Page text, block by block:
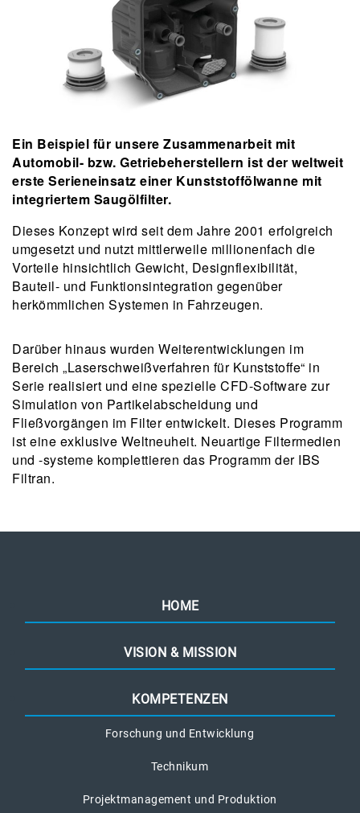
Ein Beispiel für unsere Zusammenarbeit mit
Automobil- bzw. Getriebeherstellern ist der weltweit
erste Serieneinsatz einer Kunststoffölwanne mit
integriertem Saugölfilter.
Dieses Konzept wird seit dem Jahre 2001 erfolgreich
umgesetzt und nutzt mittlerweile millionenfach die
Vorteile hinsichtlich Gewicht, Designflexibilität,
Bauteil- und Funktionsintegration gegenüber
herkömmlichen Systemen in Fahrzeugen.
Darüber hinaus wurden Weiterentwicklungen im
Bereich „Laserschweißverfahren für Kunststoffe“ in
Serie realisiert und eine spezielle CFD-Software zur
Simulation von Partikelabscheidung und
Fließvorgängen im Filter entwickelt. Dieses Programm
ist eine exklusive Weltneuheit. Neuartige Filtermedien
und -systeme komplettieren das Programm der IBS
Filtran.
HOME
VISION & MISSION
KOMPETENZEN
Forschung und Entwicklung
Technikum
Projektmanagement und Produktion